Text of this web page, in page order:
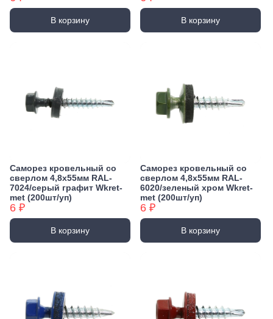
В корзину В корзину
Саморез кровельный со
сверлом 4,8х55мм RAL-
7024/серый графит Wkret-
met (200шт/уп)
6 ₽
В корзину
Саморез кровельный со
сверлом 4,8х55мм RAL-
6020/зеленый хром Wkret-
met (200шт/уп)
6 ₽
В корзину